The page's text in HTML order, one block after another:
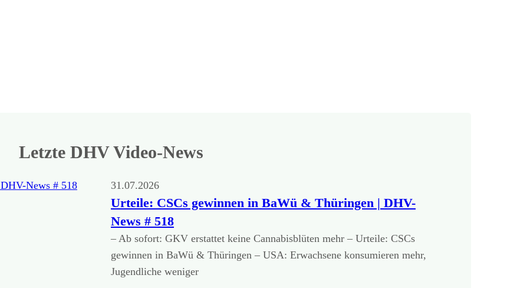
Letzte DHV Video-News
31.07.2026
Urteile: CSCs gewinnen in BaWü & Thüringen | DHV-
News # 518
– Ab sofort: GKV erstattet keine Cannabisblüten mehr – Urteile: CSCs
gewinnen in BaWü & Thüringen – USA: Erwachsene konsumieren mehr,
Jugendliche weniger